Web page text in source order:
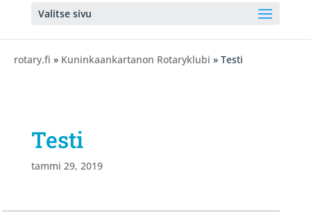
Valitse sivu
rotary.fi » Kuninkaankartanon Rotaryklubi » Testi
Testi
tammi 29, 2019